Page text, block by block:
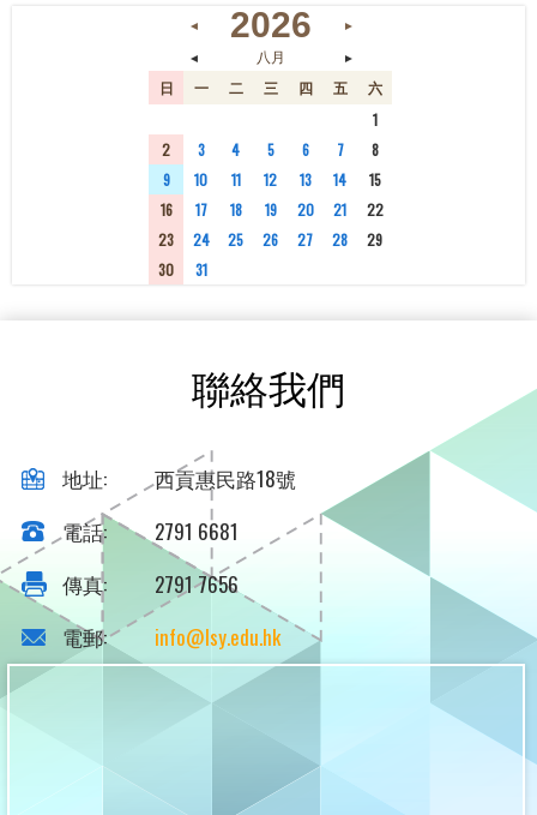
◄ 2026
►
◄
八月 ►
日 一 二 三 四 五
六
1
2
3 4 5 6 7
8
9
10 11 12 13 14
15
16
17 18 19 20 21
22
23
24 25 26 27 28
29
30
31
聯絡我們
地址:
西貢惠民路18號
電話:
2791 6681
傳真:
2791 7656
電郵:
info@lsy.edu.hk